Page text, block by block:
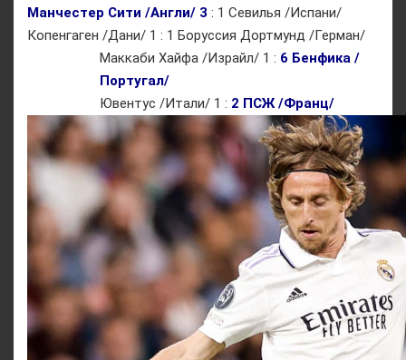
Манчестер Сити /Англи/ 3 : 1 Севилья /Испани/
Копенгаген /Дани/ 1 : 1 Боруссия Дортмунд /Герман/
Маккаби Хайфа /Израйл/ 1 : 6 Бенфика /
Португал/
Ювентус /Итали/ 1 : 2 ПСЖ /Франц/